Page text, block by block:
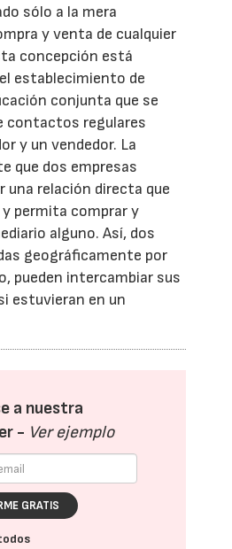
sólo a la mera
y venta de cualquier
concepción está
establecimiento de
conjunta que se
contactos regulares
y un vendedor. La
que dos empresas
una relación directa que
permita comprar y
alguno. Así, dos
geográficamente por
pueden intercambiar sus
estuvieran en un
a nuestra
- Ver ejemplo
GRATIS